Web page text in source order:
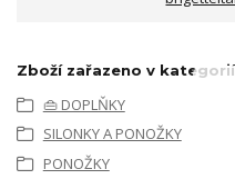
Zboží zařazeno v
👜 DOPLŇKY
SILONKY A PONOŽKY
PONOŽKY